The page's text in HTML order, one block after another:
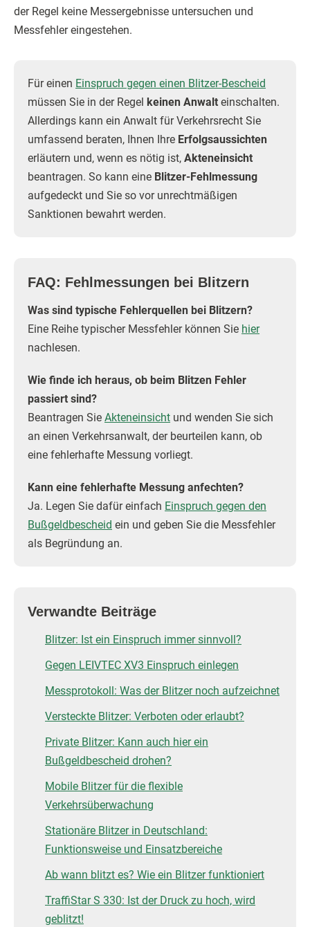
der Regel keine Messergebnisse untersuchen und
Messfehler eingestehen.
Für einen Einspruch gegen einen Blitzer-Bescheid
müssen Sie in der Regel keinen Anwalt einschalten.
Allerdings kann ein Anwalt für Verkehrsrecht Sie
umfassend beraten, Ihnen Ihre Erfolgsaussichten
erläutern und, wenn es nötig ist, Akteneinsicht
beantragen. So kann eine Blitzer-Fehlmessung
aufgedeckt und Sie so vor unrechtmäßigen
Sanktionen bewahrt werden.
FAQ: Fehlmessungen bei Blitzern
Was sind typische Fehlerquellen bei Blitzern?
Eine Reihe typischer Messfehler können Sie hier
nachlesen.
Wie finde ich heraus, ob beim Blitzen Fehler
passiert sind?
Beantragen Sie Akteneinsicht und wenden Sie sich
an einen Verkehrsanwalt, der beurteilen kann, ob
eine fehlerhafte Messung vorliegt.
Kann eine fehlerhafte Messung anfechten?
Ja. Legen Sie dafür einfach Einspruch gegen den
Bußgeldbescheid ein und geben Sie die Messfehler
als Begründung an.
Verwandte Beiträge
Blitzer: Ist ein Einspruch immer sinnvoll?
Gegen LEIVTEC XV3 Einspruch einlegen
Messprotokoll: Was der Blitzer noch aufzeichnet
Versteckte Blitzer: Verboten oder erlaubt?
Private Blitzer: Kann auch hier ein
Bußgeldbescheid drohen?
Mobile Blitzer für die flexible
Verkehrsüberwachung
Stationäre Blitzer in Deutschland:
Funktionsweise und Einsatzbereiche
Ab wann blitzt es? Wie ein Blitzer funktioniert
TraffiStar S 330: Ist der Druck zu hoch, wird
geblitzt!